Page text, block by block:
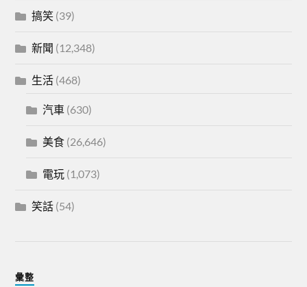
搞笑 (39)
新聞 (12,348)
生活 (468)
汽車 (630)
美食 (26,646)
電玩 (1,073)
笑話 (54)
彙整